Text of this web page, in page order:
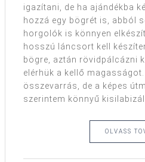
igazítani, de ha ajándékba
hozzá egy bögrét is, abból
horgolók is könnyen
hosszú láncsort kell
bögre, aztán rövidpálcázni
elérhük a kellő
összevarrás, de a képes
szerintem könnyű
OLVASS